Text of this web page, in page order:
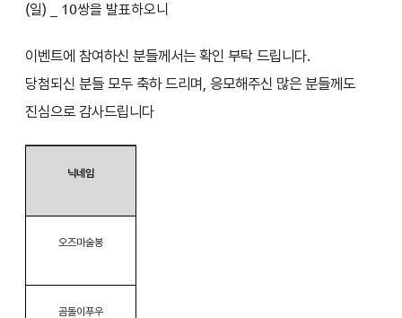
(일)
_ 10쌍을 발표하오니
이벤트에 참여하신 분들께서는 확인 부탁 드립니다.
당첨되신 분들 모두 축하 드리며, 응모해주신 많은 분들께도
진심으로 감사드립니다
닉네임
오즈마술봉
곰돌이푸우